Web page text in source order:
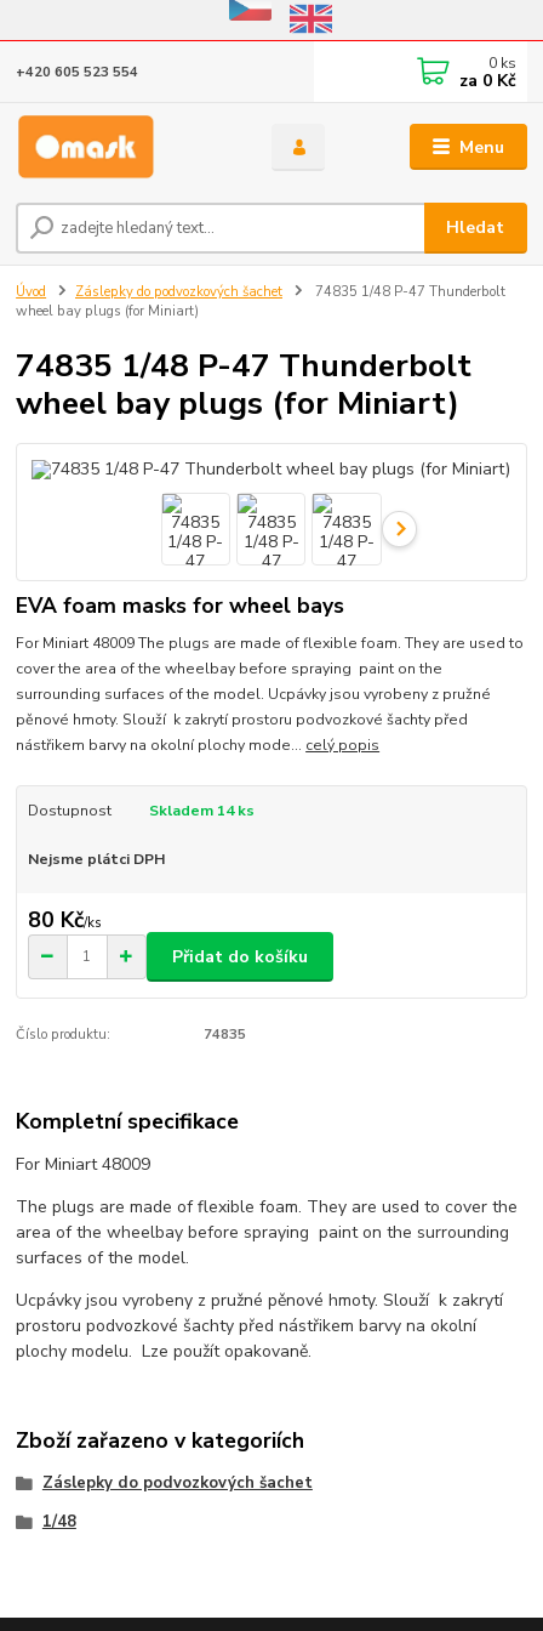
Eshop v provozu do 31.10.2026
Menu
Hledat
+420 605 523 554 0 ks
za 0 Kč
Úvod Záslepky do podvozkových šachet
74835 1/48 P-47 Thunderbolt
wheel bay plugs (for Miniart)
74835 1/48 P-47 Thunderbolt
wheel bay plugs (for Miniart)
EVA foam masks for wheel bays
For Miniart 48009 The plugs are made of flexible foam. They are used to
cover the area of the wheelbay before spraying paint on the
surrounding surfaces of the model. Ucpávky jsou vyrobeny z pružné
pěnové hmoty. Slouží k zakrytí prostoru podvozkové šachty před
nástřikem barvy na okolní plochy mode... celý popis
Dostupnost Skladem 14 ks
Nejsme plátci DPH
80 Kč/ks
Přidat do košíku
Číslo produktu: 74835
Kompletní specifikace
For Miniart 48009
The plugs are made of flexible foam. They are used to cover the
area of the wheelbay before spraying paint on the surrounding
surfaces of the model.
Ucpávky jsou vyrobeny z pružné pěnové hmoty. Slouží k zakrytí
prostoru podvozkové šachty před nástřikem barvy na okolní
plochy modelu. Lze použít opakovaně.
Zboží zařazeno v kategoriích
Záslepky do podvozkových šachet
1/48